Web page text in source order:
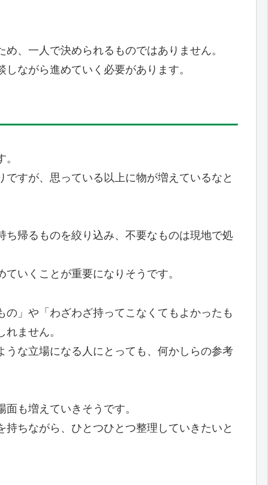
、一人で決められるものではありません。
ながら進めていく必要があります。
すが、思っている以上に物が増えているなと
帰るものを絞り込み、不要なものは現地で処
いくことが重要になりそうです。
」や「わざわざ持ってこなくてもよかったも
ません。
な立場になる人にとっても、何かしらの参考
も増えていきそうです。
ちながら、ひとつひとつ整理していきたいと